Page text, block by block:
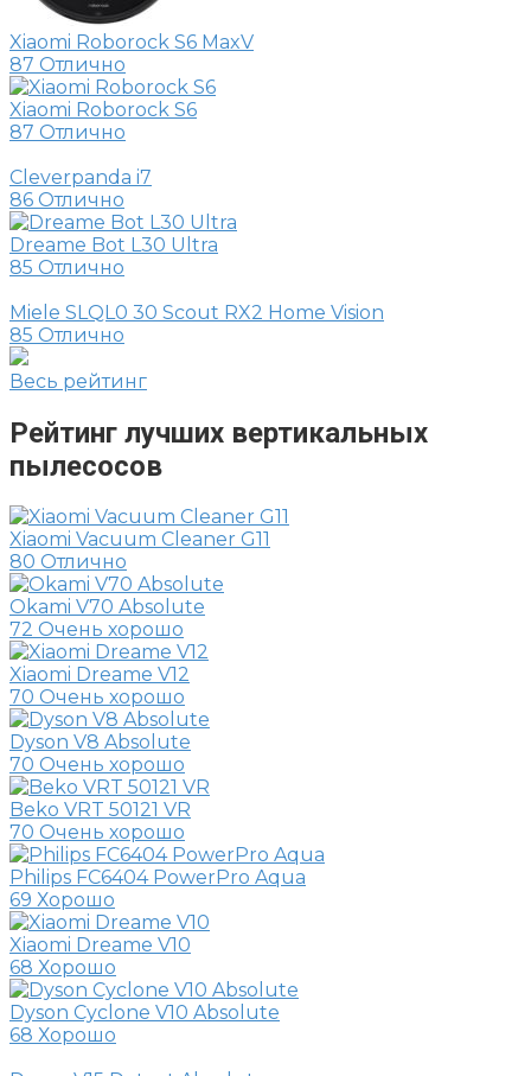
Xiaomi Roborock S6 MaxV
87 Отлично
Xiaomi Roborock S6
87 Отлично
Cleverpanda i7
86 Отлично
Dreame Bot L30 Ultra
85 Отлично
Miele SLQL0 30 Scout RX2 Home Vision
85 Отлично
Весь рейтинг
Рейтинг лучших вертикальных
пылесосов
Xiaomi Vacuum Cleaner G11
80 Отлично
Okami V70 Absolute
72 Очень хорошо
Xiaomi Dreame V12
70 Очень хорошо
Dyson V8 Absolute
70 Очень хорошо
Beko VRT 50121 VR
70 Очень хорошо
Philips FC6404 PowerPro Aqua
69 Хорошо
Xiaomi Dreame V10
68 Хорошо
Dyson Cyclone V10 Absolute
68 Хорошо